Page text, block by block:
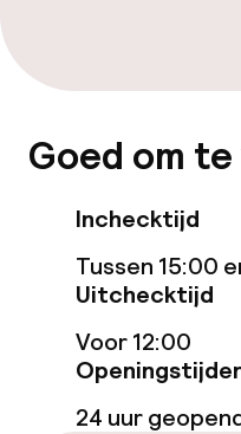
Entertainment
Gratis wifi
Eet- en
Restaurant
Bar
Goed om
Inchecktijd
Tussen 15:00
Uitchecktijd
Voor 12:00
24 uur